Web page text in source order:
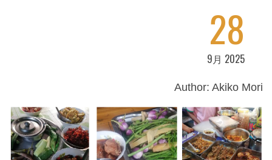
28
9月 2025
Author: Akiko Mori